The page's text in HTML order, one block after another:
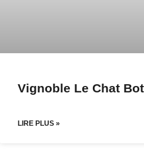
Vignoble Le Chat
LIRE PLUS »